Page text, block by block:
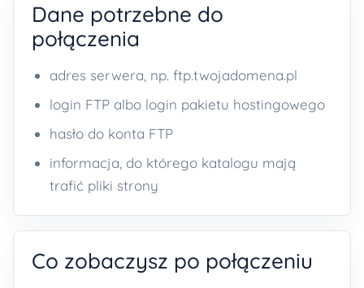
Dane potrzebne do
połączenia
adres serwera, np. ftp.twojadomena.pl
login FTP albo login pakietu hostingowego
hasło do konta FTP
informacja, do którego katalogu mają
trafić pliki strony
Co zobaczysz po połączeniu